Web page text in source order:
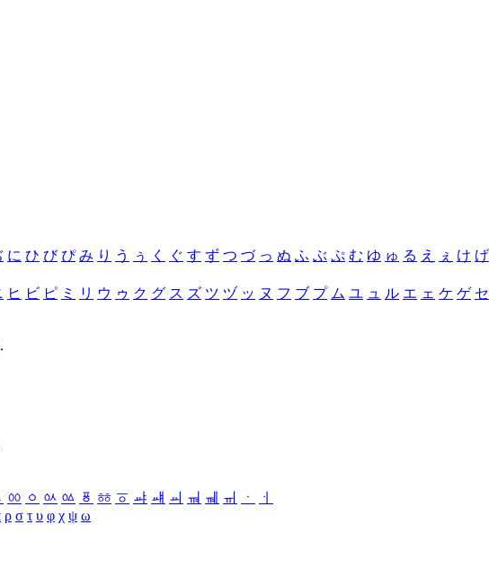
に ひ び ぴ み り う ぅ く ぐ す ず つ づ っ ぬ ふ ぶ ぷ む ゆ ゅ る え ぇ け げ
ヒ ビ ピ ミ リ ウ ゥ ク グ ス ズ ツ ヅ ッ ヌ フ ブ プ ム ユ ュ ル エ ェ ケ ゲ セ
ㆀ ㆁ ㆂ ㆃ ㆄ ㆅ ㆆ ㆇ ㆈ ㆉ ㆊ ㆋ ㆌ ㆍ
ㆎ
ρ σ τ υ φ χ ψ ω